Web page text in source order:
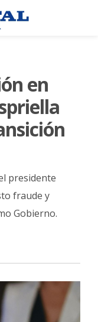
en
presidente
fraude y
Gobierno.